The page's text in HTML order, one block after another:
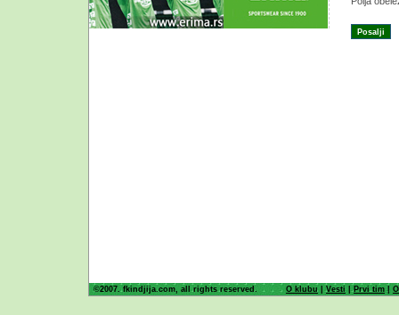
©2007. fkindjija.com, all rights reserved. O klubu |Vesti | Prvi tim |